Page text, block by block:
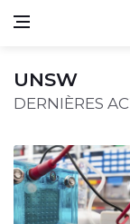
UNSW
DERNIÈRES